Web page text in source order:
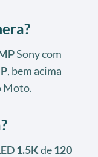
Sony com
, bem acima
Moto.
1.5Kde120